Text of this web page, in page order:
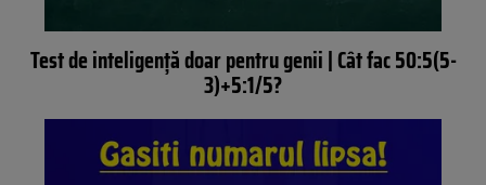
Test de inteligență doar pentru genii | Cât fac 50:5(5-
3)+5:1/5?